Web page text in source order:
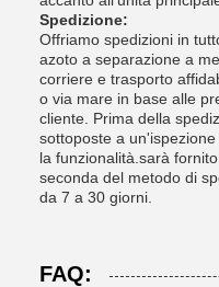
Spedizione:
Offriamo spedizioni in
azoto a separazione a
corriere e trasporto
o via mare in base alle
cliente. Prima della
sottoposte a
la funzionalità.sarà
seconda del metodo di
da 7 a 30 giorni.
FAQ: